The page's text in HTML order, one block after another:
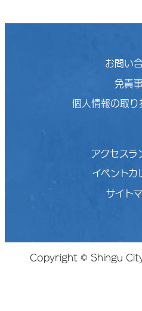
お問い
免責
個人情報の取り
アクセスラ
イベントカ
サイト
Copyright © Shingu